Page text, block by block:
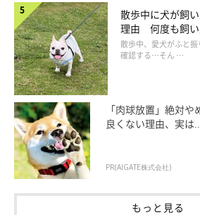
エリザベスカラー
エリザベスカラーを選ぶ際は、カラーよ
まざまな部位に口が届いてしまうため、
出ないサイズを選ぶとよいでしょう。首
いのサイズが目安です。
エリザベスカラーを着けると犬の視界が
しまうことはよくあります。色付きタイ
に狭く、ぶつかりやすくなるので、透明
散歩中に犬が飼
理由 何度も飼い
なぜ？
散歩中、愛犬がふと
確認する…そん …
「肉球放置」絶対
良くない理由、実は
PR(AIGATE株式会社)
もっと見る